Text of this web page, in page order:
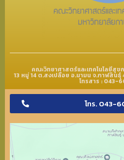
คณะวิทยาศาสตร์และเทคโนโลยีสุ
13 หมู่ 14 ต.สงเปลือย อ.นามน จ.กาฬสิน
โทรสาร : 043-
โทร. 043-